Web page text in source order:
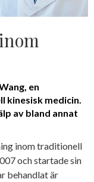
en
medicin.
av bland annat
inom traditionell
och startade sin
behandlat är